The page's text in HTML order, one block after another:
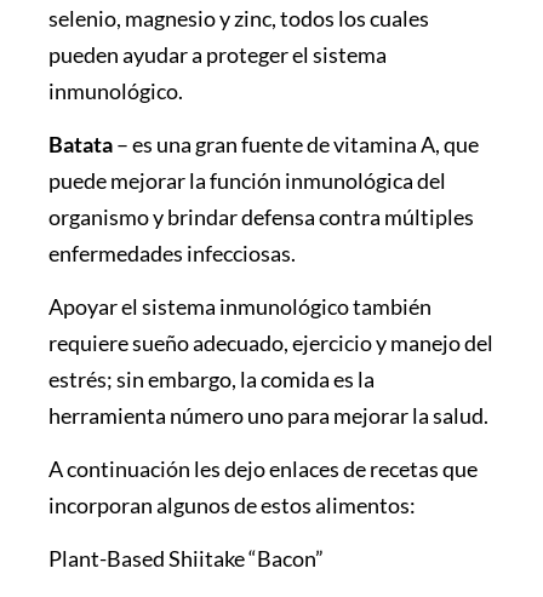
selenio, magnesio y zinc, todos los cuales
pueden ayudar a proteger el sistema
inmunológico.
Batata–es una gran fuente de vitamina A, que
puede mejorar la función inmunológica del
organismo y brindar defensa contra múltiples
enfermedades infecciosas.
Apoyar el sistema inmunológico también
requiere sueño adecuado, ejercicio y manejo del
estrés; sin embargo, la comida es la
herramienta número uno para mejorar la salud.
A continuación les dejo enlaces de recetas que
incorporan algunos de estos alimentos:
Plant-Based Shiitake “Bacon”